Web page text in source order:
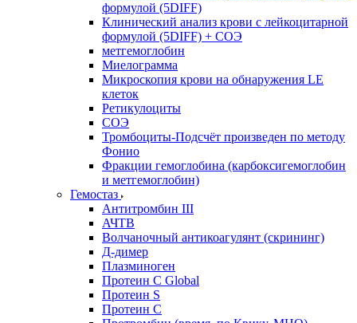
формулой (5DIFF)
Клинический анализ крови с лейкоцитарной
формулой (5DIFF) + СОЭ
метгемоглобин
Миелограмма
Микроскопия крови на обнаружения LE
клеток
Ретикулоциты
СОЭ
Тромбоциты-Подсчёт произведен по методу
Фонио
Фракции гемоглобина (карбоксигемоглобин
и метгемоглобин)
Гемостаз
Антитромбин III
АЧТВ
Волчаночный антикоагулянт (скрининг)
Д-димер
Плазминоген
Протеин C Global
Протеин S
Протеин С